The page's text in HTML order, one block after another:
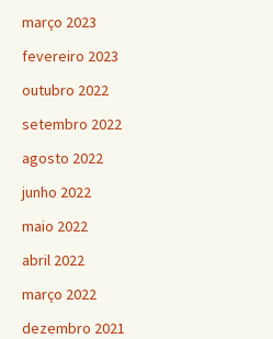
março 2023
fevereiro 2023
outubro 2022
setembro 2022
agosto 2022
junho 2022
maio 2022
abril 2022
março 2022
dezembro 2021